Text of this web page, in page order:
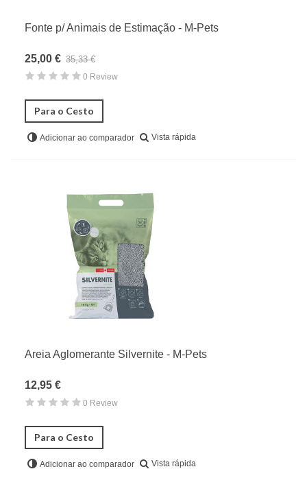
Fonte p/ Animais de Estimação - M-Pets
25,00 € 35,33 €
0 Review
Para o Cesto
Adicionar ao comparador Vista rápida
Areia Aglomerante Silvernite - M-Pets
12,95 €
0 Review
Para o Cesto
Adicionar ao comparador Vista rápida